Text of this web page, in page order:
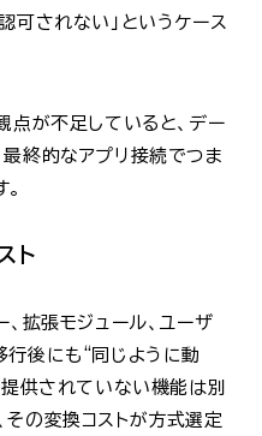
可されない」というケース
点が不足していると、デー
終的なアプリ接続でつま
ト
、拡張モジュール、ユーザ
行後にも“同じように動
供されていない機能は別
の変換コストが方式選定